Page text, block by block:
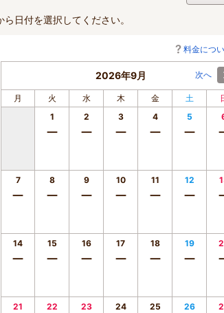
日付を選択してください。
料金につ
2026年9月 次へ
月 火 水 木 金 土
1
ー
2
ー
3
ー
4
ー
5
ー
7
ー
8
ー
9
ー
10
ー
11
ー
12
ー
14
ー
15
ー
16
ー
17
ー
18
ー
19
ー
21 22 23 24 25 26